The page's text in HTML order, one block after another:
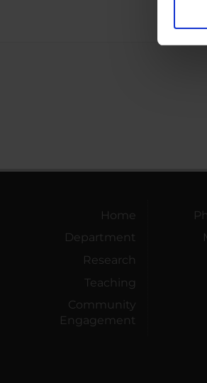
Home
Department
Research
Teaching
Community
Engagement